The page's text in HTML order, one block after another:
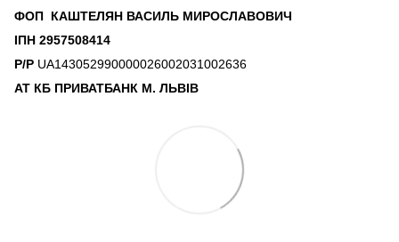
ФОП КАШТЕЛЯН ВАСИЛЬ МИРОСЛАВОВИЧ
ІПН 2957508414
Р/Р UA143052990000026002031002636
АТ КБ ПРИВАТБАНК М. ЛЬВІВ